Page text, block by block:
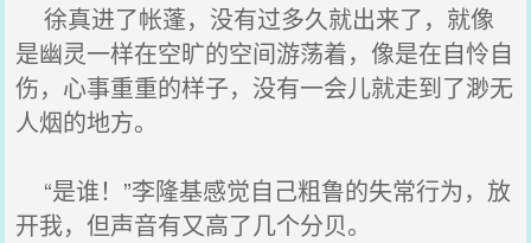
徐真进了帐蓬，没有过多久就出来了，就像
是幽灵一样在空旷的空间游荡着，像是在自怜自
伤，心事重重的样子，没有一会儿就走到了渺无
人烟的地方。
“是谁！”李隆基感觉自己粗鲁的失常行为，放
开我，但声音有又高了几个分贝。